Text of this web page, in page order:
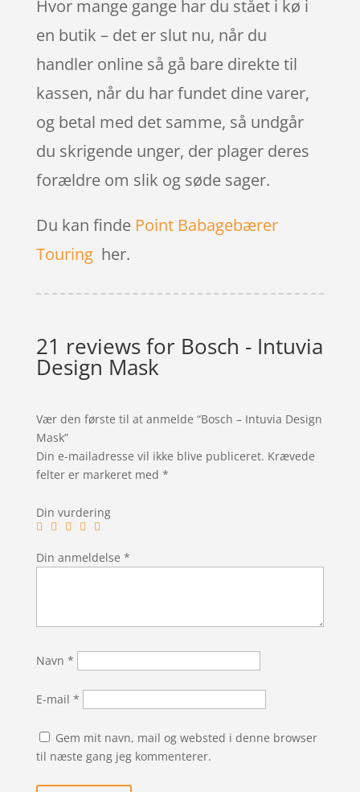
Hvor mange gange har du stået i kø i
en butik – det er slut nu, når du
handler online så gå bare direkte til
kassen, når du har fundet dine varer,
og betal med det samme, så undgår
du skrigende unger, der plager deres
forældre om slik og søde sager.
Du kan finde Point Babagebærer
Touringher.
21 reviews for Bosch - Intuvia
Design Mask
Vær den første til at anmelde “Bosch – Intuvia Design
Mask”
Din e-mailadresse vil ikke blive publiceret. Krævede
felter er markeret med *
Din vurdering
Din anmeldelse *
Navn *
E-mail *
Gem mit navn, mail og websted i denne browser
til næste gang jeg kommenterer.